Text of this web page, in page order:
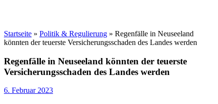
Startseite » Politik & Regulierung » Regenfälle in Neuseeland
könnten der teuerste Versicherungsschaden des Landes werden
Regenfälle in Neuseeland könnten der teuerste
Versicherungsschaden des Landes werden
6. Februar 2023